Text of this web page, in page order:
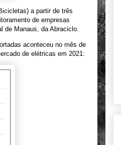
a partir de três
de empresas
de Manaus, da Abraciclo.
aconteceu no mês de
de elétricas em 2021: